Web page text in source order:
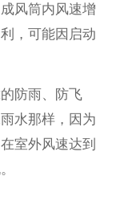
风筒内风速增
，可能因启动
防雨、防飞
水那样，因为
室外风速达到